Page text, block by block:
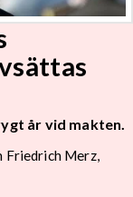
år vid makten.
Merz,